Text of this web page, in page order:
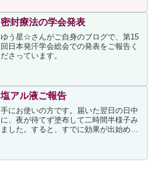
した。ダメか?、と思いましたが、その日
の寝る前に再度チャレン...
密封療法の学会発表
ゆう星☆さんがご自身のブログで、第15
回日本発汗学会総会での発表をご報告く
ださっています。
塩アル液ご報告
手にお使いの方です。届いた翌日の日中
に、夜が待てず塗布して二時間半様子み
ました。すると、すでに効果が出始め驚